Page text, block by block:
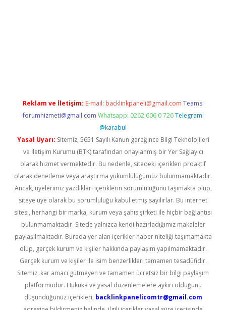
Reklam ve İletişim: E-mail: backlinkpaneli@gmail.com Teams:
forumhizmeti@gmail.com Whatsapp: 0262 606 0 726 Telegram:
@karabul
Yasal Uyarı: Sitemiz, 5651 Sayılı Kanun gereğince Bilgi Teknolojileri
ve İletişim Kurumu (BTK) tarafından onaylanmış bir Yer Sağlayıcı
olarak hizmet vermektedir. Bu nedenle, sitedeki içerikleri proaktif
olarak denetleme veya araştırma yükümlülüğümüz bulunmamaktadır.
Ancak, üyelerimiz yazdıkları içeriklerin sorumluluğunu taşımakta olup,
siteye üye olarak bu sorumluluğu kabul etmiş sayılırlar. Bu internet
sitesi, herhangi bir marka, kurum veya şahıs şirketi ile hiçbir bağlantısı
bulunmamaktadır. Sitede yalnızca kendi hazırladığımız makaleler
paylaşılmaktadır. Burada yer alan içerikler haber niteliği taşımamakta
olup, gerçek kurum ve kişiler hakkında paylaşım yapılmamaktadır.
Gerçek kurum ve kişiler ile isim benzerlikleri tamamen tesadüfidir.
Sitemiz, kar amacı gütmeyen ve tamamen ücretsiz bir bilgi paylaşım
platformudur. Hukuka ve yasal düzenlemelere aykırı olduğunu
düşündüğünüz içerikleri, backlinkpanelicomtr@gmail.com